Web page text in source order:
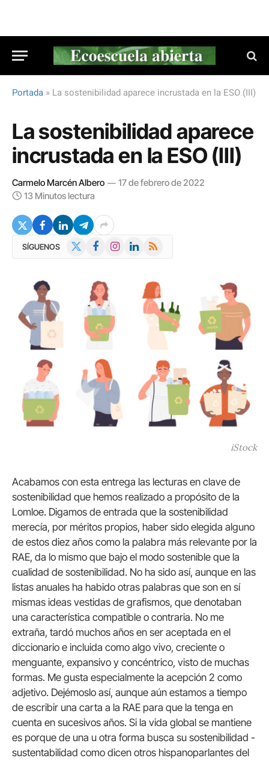
Portada » La sostenibilidad aparece incrustada en la ESO (III)
La sostenibilidad aparece
incrustada en la ESO (III)
Carmelo Marcén Albero
17 de febrero de 2022
13 Minutos lectura
SÍGUENOS FacebookInstagramLinkedIn
RSS
iStock
Acabamos con esta entrega las lecturas en clave de
sostenibilidad que hemos realizado a propósito de la
Lomloe. Digamos de entrada que la sostenibilidad
merecía, por méritos propios, haber sido elegida alguno
de estos diez años como la palabra más relevante por la
RAE, da lo mismo que bajo el modo sostenible que la
cualidad de sostenibilidad. No ha sido así, aunque en las
listas anuales ha habido otras palabras que son en sí
mismas ideas vestidas de grafismos, que denotaban
una característica compatible o contraria. No me
extraña, tardó muchos años en ser aceptada en el
diccionario e incluida como algo vivo, creciente o
menguante, expansivo y concéntrico, visto de muchas
formas. Me gusta especialmente la acepción 2 como
adjetivo. Dejémoslo así, aunque aún estamos a tiempo
de escribir una carta a la RAE para que la tenga en
cuenta en sucesivos años. Si la vida global se mantiene
es porque de una u otra forma busca su sostenibilidad -
sustentabilidad como dicen otros hispanoparlantes del